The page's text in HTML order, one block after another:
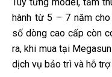
hành từ 5 – 7 năm
số dòng cao cấp còn
ra, khi mua tại
dịch vụ bảo trì và hỗ